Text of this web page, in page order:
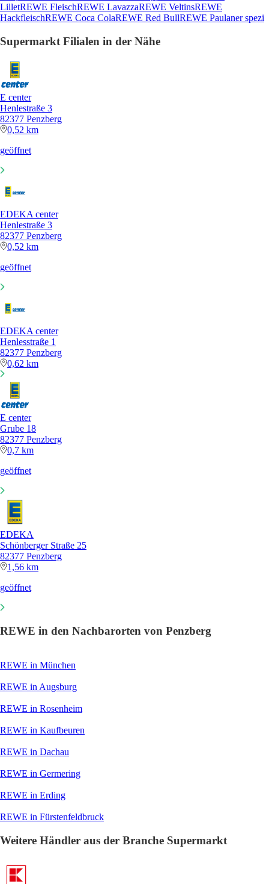
LilletREWE FleischREWE LavazzaREWE VeltinsREWE
HackfleischREWE Coca ColaREWE Red BullREWE Paulaner spezi
Supermarkt Filialen in der Nähe
E center
Henlestraße 3
82377 Penzberg
0,52 km
geöffnet
EDEKA center
Henlestraße 3
82377 Penzberg
0,52 km
geöffnet
EDEKA center
Henlesstraße 1
82377 Penzberg
0,62 km
E center
Grube 18
82377 Penzberg
0,7 km
geöffnet
EDEKA
Schönberger Straße 25
82377 Penzberg
1,56 km
geöffnet
REWE in den Nachbarorten von Penzberg
REWE in München
REWE in Augsburg
REWE in Rosenheim
REWE in Kaufbeuren
REWE in Dachau
REWE in Germering
REWE in Erding
REWE in Fürstenfeldbruck
Weitere Händler aus der Branche Supermarkt